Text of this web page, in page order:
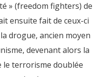
» (freedom fighters) de
ensuite fait de ceux-ci
drogue, ancien moyen
devenant alors la
le terrorisme doublée